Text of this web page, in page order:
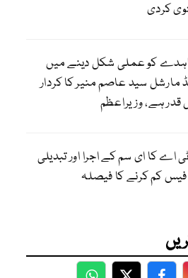
کردی
کو عملی شکل دینے میں
مارشل سید عاصم منیر کا کردار
قدر ہے، وزیراعظم
اے کا ای سم کے اجرا اور تبدیلی
کم کرنے کا فیصلہ